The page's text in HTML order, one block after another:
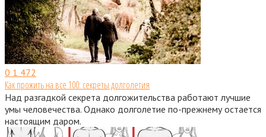
0 1 472
Как прожить на все 100: секреты долголетия
Над разгадкой секрета долгожительства работают лучшие
умы человечества. Однако долголетие по-прежнему остается
настоящим даром.